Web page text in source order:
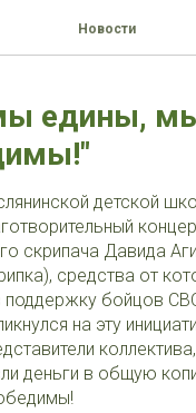
Новости
едины,
детской
скрипача Давида
средства от
поддержку бойцов
на эту
деньги в общую